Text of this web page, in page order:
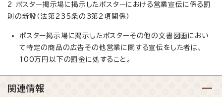
2 ポスター掲示場に掲示したポスターにおける営業宣伝に係る罰
則の新設（法第235条の3第2項関係）
ポスター掲示場に掲示したポスターその他の文書図画におい
て特定の商品の広告その他営業に関する宣伝をした者は、
100万円以下の罰金に処すること。
関連情報